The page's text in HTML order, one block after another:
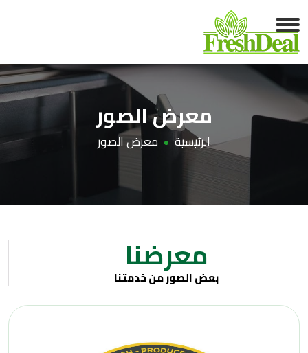
معرض الصور
الرئيسية معرض الصور
معرضنا
بعض الصور من خدمتنا